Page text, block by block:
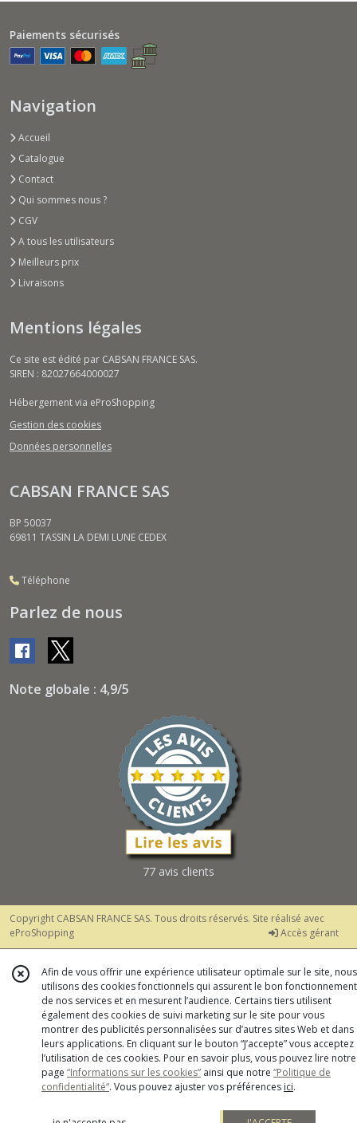
Paiements sécurisés
Navigation
Accueil
Catalogue
Contact
Qui sommes nous ?
CGV
A tous les utilisateurs
Meilleurs prix
Livraisons
Mentions légales
Ce site est édité par CABSAN FRANCE SAS.
SIREN : 82027664000027
Hébergement via eProShopping
Gestion des cookies
Données personnelles
CABSAN FRANCE SAS
BP 50037
69811 TASSIN LA DEMI LUNE CEDEX
Téléphone
Parlez de nous
Note globale : 4,9/5
77 avis clients
Copyright CABSAN FRANCE SAS. Tous droits réservés. Site réalisé avec
eProShopping
Accès gérant
Afin de vous offrir une expérience utilisateur optimale sur le site, nous
utilisons des cookies fonctionnels qui assurent le bon fonctionnement
de nos services et en mesurent l’audience. Certains tiers utilisent
également des cookies de suivi marketing sur le site pour vous
montrer des publicités personnalisées sur d’autres sites Web et dans
leurs applications. En cliquant sur le bouton “J’accepte” vous acceptez
l’utilisation de ces cookies. Pour en savoir plus, vous pouvez lire notre
page “Informations sur les cookies” ainsi que notre “Politique de
confidentialité“. Vous pouvez ajuster vos préférences ici.